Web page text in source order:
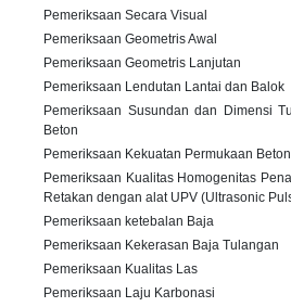
Pemeriksaan Secara Visual
Pemeriksaan Geometris Awal
Pemeriksaan Geometris Lanjutan
Pemeriksaan Lendutan Lantai dan Balok
Pemeriksaan Susundan dan Dimensi
Beton
Pemeriksaan Kekuatan Permukaan Beton
Pemeriksaan Kualitas Homogenitas
Retakan dengan alat UPV (Ultrasonic
Pemeriksaan ketebalan Baja
Pemeriksaan Kekerasan Baja Tulangan
Pemeriksaan Kualitas Las
Pemeriksaan Laju Karbonasi